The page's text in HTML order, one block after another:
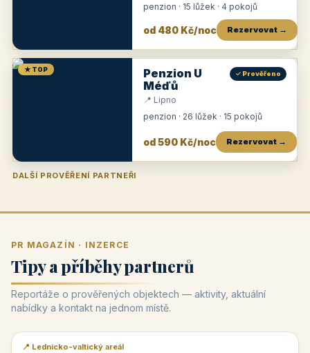
penzion · 15 lůžek · 4 pokojů
od 480 Kč/noc Rezervovat →
★ TOP
Penzion U
Méďů
✓ Prověřeno
📍 Lipno
penzion · 26 lůžek · 15 pokojů
od 590 Kč/noc Rezervovat →
DALŠÍ PROVĚŘENÍ PARTNEŘI
Penzion U Zámku Pension Faber
PR MAGAZÍN · INZERCE
Tipy a příběhy partnerů
Reportáže o prověřených objektech — aktivity, aktuální
nabídky a kontakt na jednom místě.
📰 PR článek
📍 Lednicko-valtický areál